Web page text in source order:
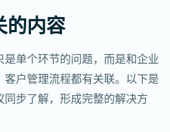
的内容
单个环节的问题，而是和企业
户管理流程都有关联。以下是
步了解，形成完整的解决方